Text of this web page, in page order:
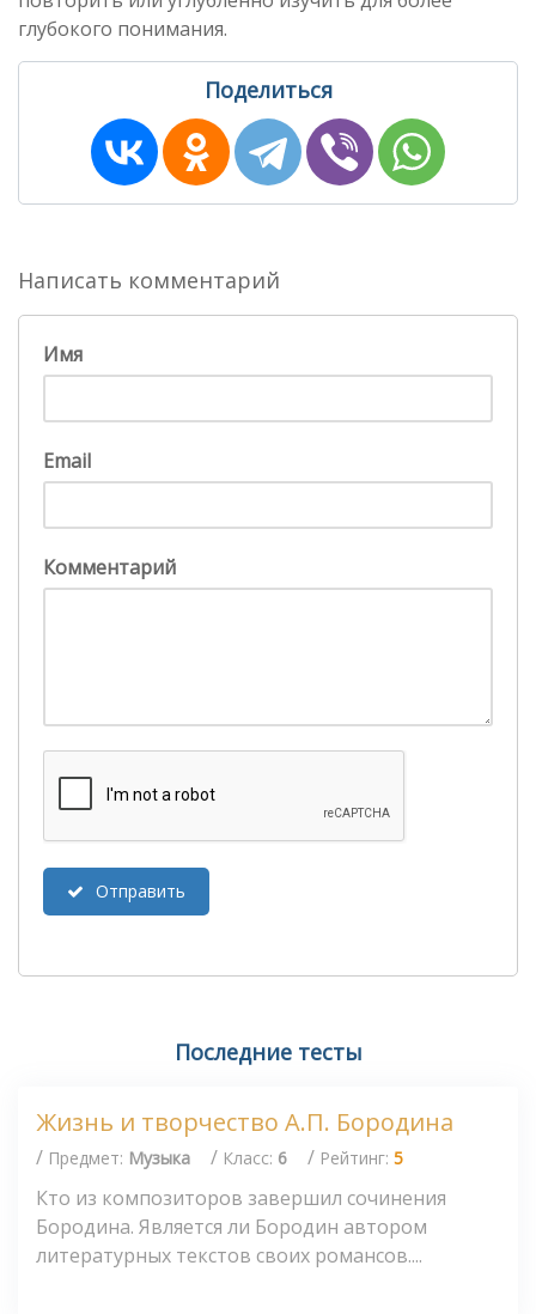
глубокого понимания.
Поделиться
Написать комментарий
Имя
Email
Комментарий
Отправить
Последние тесты
Жизнь и творчество А.П. Бородина
/ Предмет: Музыка / Класс: 6 / Рейтинг: 5
Кто из композиторов завершил сочинения
Бородина. Является ли Бородин автором
литературных текстов своих романсов....